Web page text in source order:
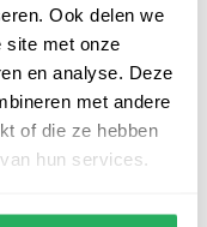
Ook delen we
site met onze
en analyse. Deze
met andere
of die ze hebben
hun services.
kwaliteit. Ze zijn
dubbele stiknaad, wat
Wij bieden de
namelijk
cm en 200x300